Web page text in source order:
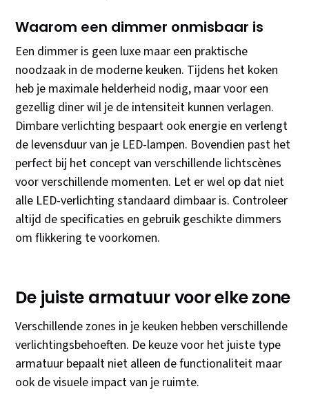
Waarom een dimmer onmisbaar is
Een dimmer is geen luxe maar een praktische
noodzaak in de moderne keuken. Tijdens het koken
heb je maximale helderheid nodig, maar voor een
gezellig diner wil je de intensiteit kunnen verlagen.
Dimbare verlichting bespaart ook energie en verlengt
de levensduur van je LED-lampen. Bovendien past het
perfect bij het concept van verschillende lichtscènes
voor verschillende momenten. Let er wel op dat niet
alle LED-verlichting standaard dimbaar is. Controleer
altijd de specificaties en gebruik geschikte dimmers
om flikkering te voorkomen.
De juiste armatuur voor elke zone
Verschillende zones in je keuken hebben verschillende
verlichtingsbehoeften. De keuze voor het juiste type
armatuur bepaalt niet alleen de functionaliteit maar
ook de visuele impact van je ruimte.